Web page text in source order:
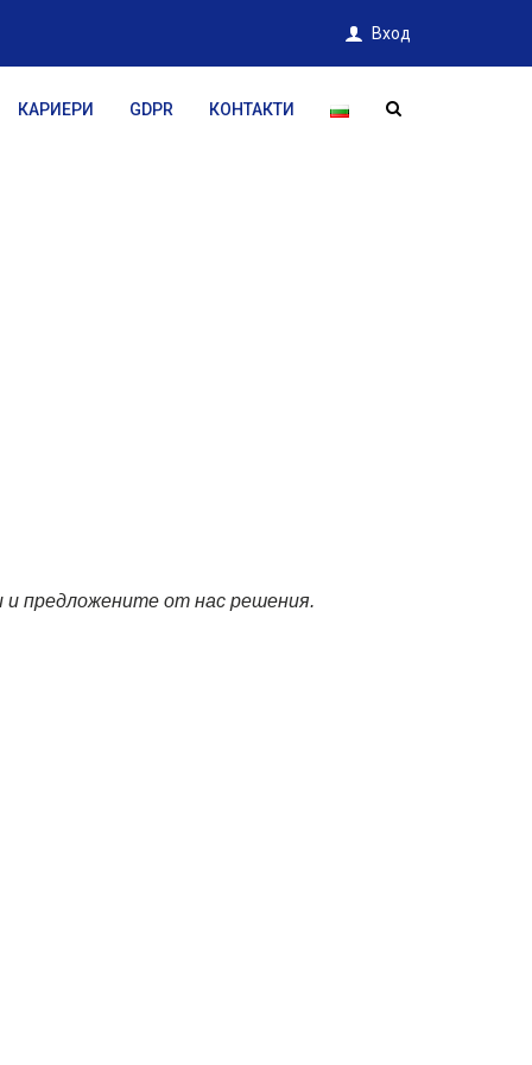
Вход
КАРИЕРИ GDPR КОНТАКТИ
и предложените от нас решения.